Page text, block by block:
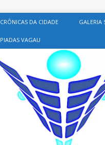
CRÔNICAS DA CIDADE GALERIA
PIADAS VAGAU